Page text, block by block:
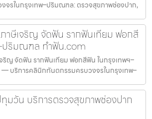
จรในกรุงเทพ–ปริมณฑล: ตรวจสุขภาพช่องปาก,
าษีเจริญ จัดฟัน รากฟันเทียม ฟอกสี
ปริมณฑล ทำฟัน.com
ญ จัดฟัน รากฟันเทียม ฟอกสีฟัน ในกรุงเทพฯ–
บริการคลินิกทันตกรรมครบวงจรในกรุงเทพ–
วัน บริการตรวจสุขภาพช่องปาก